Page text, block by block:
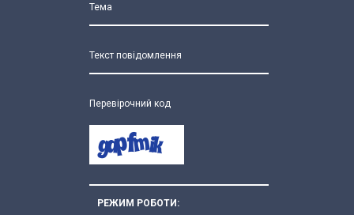
Тема
Текст повідомлення
Перевірочний код
РЕЖИМ РОБОТИ: